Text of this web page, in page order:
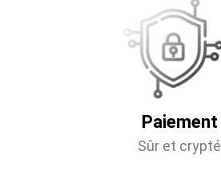
Paiement
Sûr et crypté